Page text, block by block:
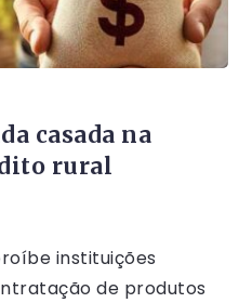
casada na
rural
instituições
de produtos